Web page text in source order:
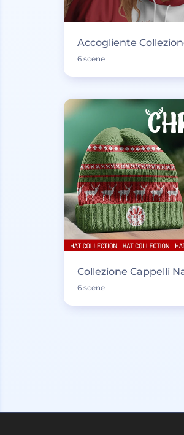
Accogliente
6 scene
Collezione Cappelli
6 scene